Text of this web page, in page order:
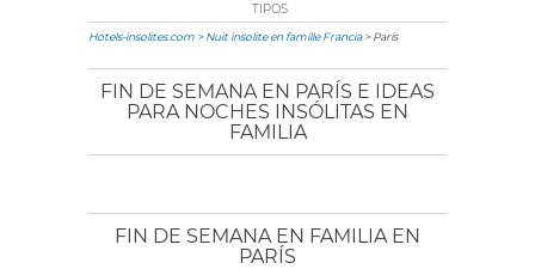
TIPOS
Hotels-insolites.com >Nuit insolite en famille Francia> París
FIN DE SEMANA EN PARÍS E IDEAS
PARA NOCHES INSÓLITAS EN
FAMILIA
FIN DE SEMANA EN FAMILIA EN
PARÍS